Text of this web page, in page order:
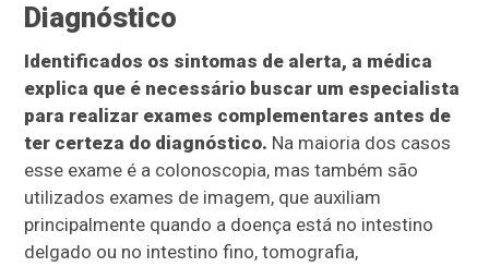
Diagnóstico
Identificados os sintomas de alerta, a médica
explica que é necessário buscar um especialista
para realizar exames complementares antes de
ter certeza do diagnóstico. Na maioria dos casos
esse exame é a colonoscopia, mas também são
utilizados exames de imagem, que auxiliam
principalmente quando a doença está no intestino
delgado ou no intestino fino, tomografia,